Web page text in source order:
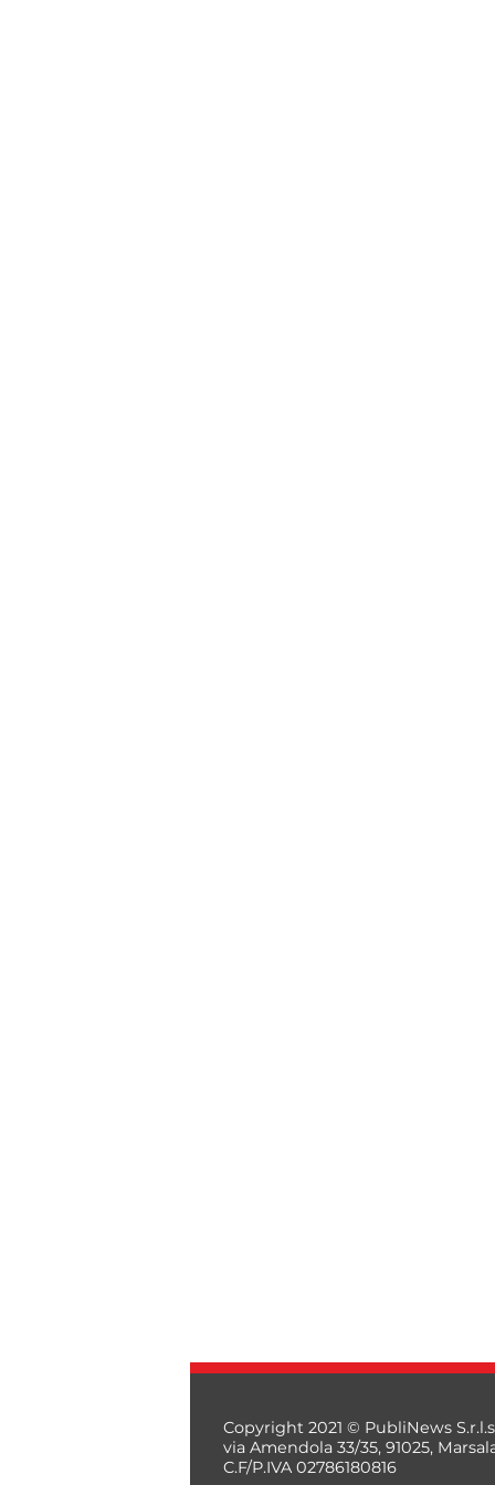
Copyright 2021 © PubliNews
via Amendola 33/35, 91025,
C.F/P.IVA 02786180816